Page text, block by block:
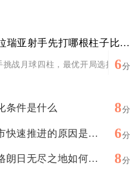
泰拉瑞亚射手先打哪根柱子比较好
挑战月球四柱，最优开局选择为星
6分
条件是什么 8分
二战风云二战时城市快速推进的原因是什么 6分
无尽的拉格朗日拉格朗日无尽之地如何有效地请求增援支持 8分